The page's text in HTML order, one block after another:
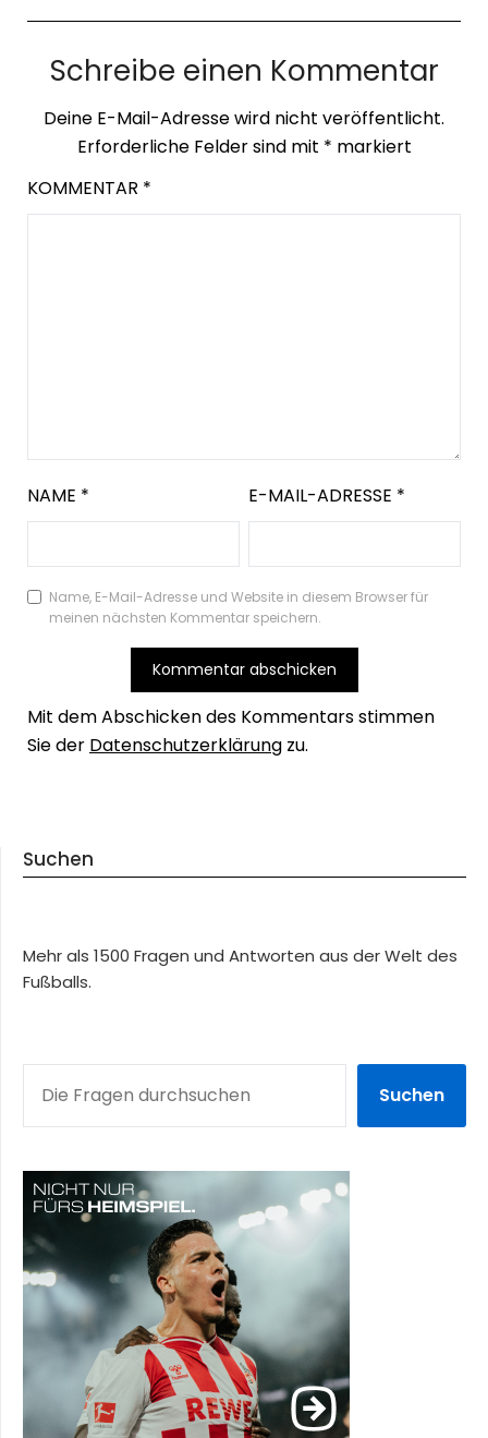
Schreibe einen Kommentar
Deine E-Mail-Adresse wird nicht veröffentlicht.
Erforderliche Felder sind mit * markiert
KOMMENTAR *
NAME * E-MAIL-ADRESSE *
Name, E-Mail-Adresse und Website in diesem Browser für
meinen nächsten Kommentar speichern.
Mit dem Abschicken des Kommentars stimmen
Sie der Datenschutzerklärung zu.
Suchen
Mehr als 1500 Fragen und Antworten aus der Welt des
Fußballs.
Suchen